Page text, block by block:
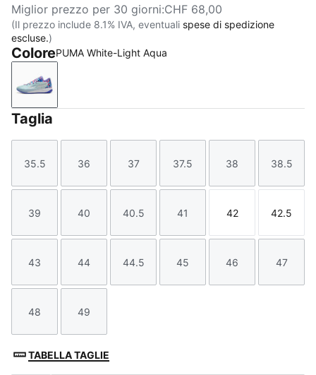
Miglior prezzo per 30 giorni:CHF 68,00
(Il prezzo include 8.1% IVA, eventuali spese di spedizione
escluse.)
ColorePUMA White-Light Aqua
PUMA White-Light Aqua
Taglia
Taglia
35.5
Taglia
36
Taglia
37
Taglia
37.5
Taglia
38
Taglia
38.5
Taglia
39
Taglia
40
Taglia
40.5
Taglia
41
Taglia
42
Taglia
42.5
Taglia
43
Taglia
44
Taglia
44.5
Taglia
45
Taglia
46
Taglia
47
Taglia
48
Taglia
49
TABELLA TAGLIE